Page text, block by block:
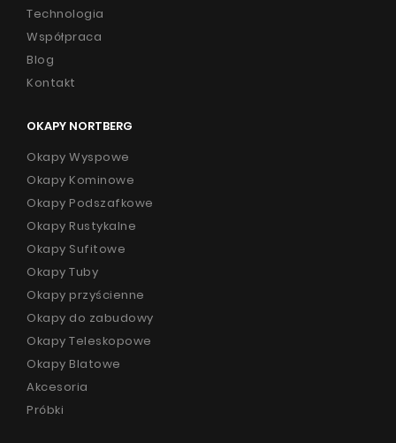
Technologia
Współpraca
Blog
Kontakt
OKAPY NORTBERG
Okapy Wyspowe
Okapy Kominowe
Okapy Podszafkowe
Okapy Rustykalne
Okapy Sufitowe
Okapy Tuby
Okapy przyścienne
Okapy do zabudowy
Okapy Teleskopowe
Okapy Blatowe
Akcesoria
Próbki